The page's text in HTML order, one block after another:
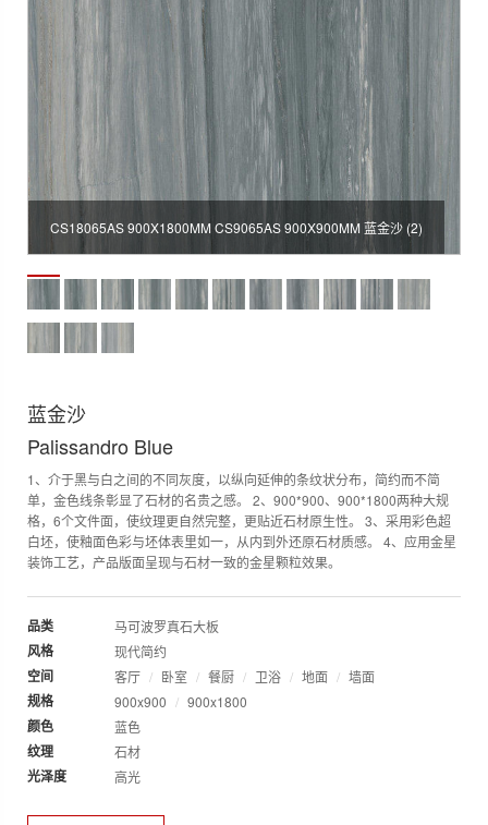
CS18065AS 900X1800MM CS9065AS 900X900MM 蓝金沙 (2)
蓝金沙
Palissandro Blue
1、介于黑与白之间的不同灰度，以纵向延伸的条纹状分布，简约而不简
单，金色线条彰显了石材的名贵之感。 2、900*900、900*1800两种大规
格，6个文件面，使纹理更自然完整，更贴近石材原生性。 3、采用彩色超
白坯，使釉面色彩与坯体表里如一，从内到外还原石材质感。 4、应用金星
装饰工艺，产品版面呈现与石材一致的金星颗粒效果。
品类 马可波罗真石大板
风格 现代简约
空间 客厅 卧室 餐厨 卫浴 地面 墙面
规格 900x900 900x1800
颜色 蓝色
纹理 石材
光泽度 高光